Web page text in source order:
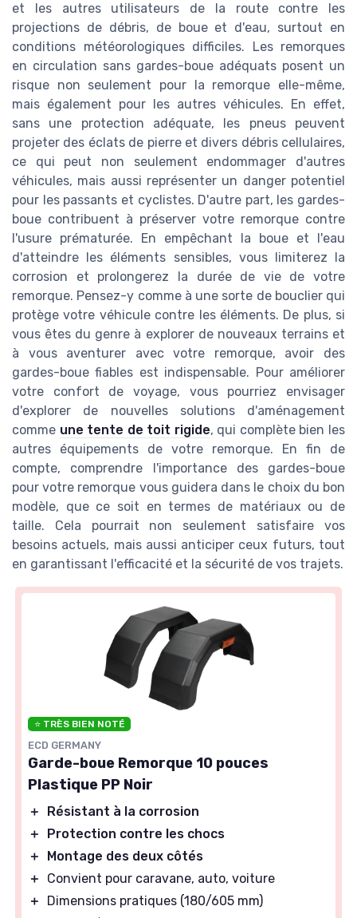
et les autres utilisateurs de la route contre les
projections de débris, de boue et d'eau, surtout en
conditions météorologiques difficiles. Les remorques
en circulation sans gardes-boue adéquats posent un
risque non seulement pour la remorque elle-même,
mais également pour les autres véhicules. En effet,
sans une protection adéquate, les pneus peuvent
projeter des éclats de pierre et divers débris cellulaires,
ce qui peut non seulement endommager d'autres
véhicules, mais aussi représenter un danger potentiel
pour les passants et cyclistes. D'autre part, les gardes-
boue contribuent à préserver votre remorque contre
l'usure prématurée. En empêchant la boue et l'eau
d'atteindre les éléments sensibles, vous limiterez la
corrosion et prolongerez la durée de vie de votre
remorque. Pensez-y comme à une sorte de bouclier qui
protège votre véhicule contre les éléments. De plus, si
vous êtes du genre à explorer de nouveaux terrains et
à vous aventurer avec votre remorque, avoir des
gardes-boue fiables est indispensable. Pour améliorer
votre confort de voyage, vous pourriez envisager
d'explorer de nouvelles solutions d'aménagement
comme une tente de toit rigide, qui complète bien les
autres équipements de votre remorque. En fin de
compte, comprendre l'importance des gardes-boue
pour votre remorque vous guidera dans le choix du bon
modèle, que ce soit en termes de matériaux ou de
taille. Cela pourrait non seulement satisfaire vos
besoins actuels, mais aussi anticiper ceux futurs, tout
en garantissant l'efficacité et la sécurité de vos trajets.
⭐ TRÈS BIEN NOTÉ
ECD GERMANY
Garde-boue Remorque 10 pouces
Plastique PP Noir
＋
Résistant à la corrosion
＋
Protection contre les chocs
＋
Montage des deux côtés
＋
Convient pour caravane, auto, voiture
＋
Dimensions pratiques (180/605 mm)